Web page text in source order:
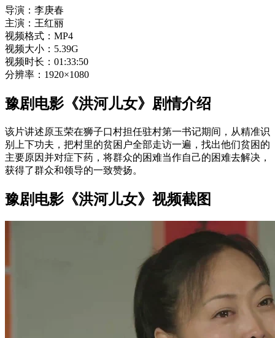
导演：李庚春
主演：王红丽
视频格式：MP4
视频大小：5.39G
视频时长：01:33:50
分辨率：1920×1080
豫剧电影《洪河儿女》剧情介绍
该片讲述原玉荣在狮子口村担任驻村第一书记期间，从精准识
别上下功夫，把村里的贫困户全部走访一遍，找出他们贫困的
主要原因并对症下药，将群众的困难当作自己的困难去解决，
获得了群众和领导的一致赞扬。
豫剧电影《洪河儿女》视频截图